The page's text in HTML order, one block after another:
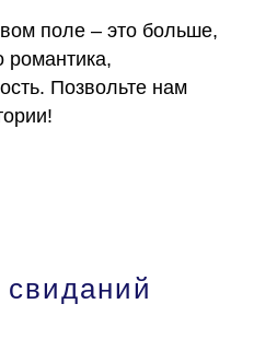
поле – это больше,
романтика,
Позвольте нам